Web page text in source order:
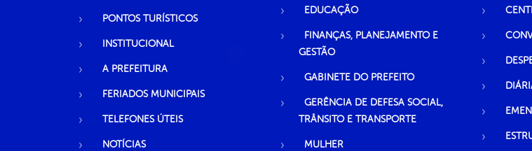
PONTOS TURÍSTICOS
INSTITUCIONAL
A PREFEITURA
FERIADOS MUNICIPAIS
TELEFONES ÚTEIS
NOTÍCIAS
EDUCAÇÃO
FINANÇAS, PLANEJAMENTO E
GESTÃO
GABINETE DO PREFEITO
GERÊNCIA DE DEFESA SOCIAL,
TRÂNSITO E TRANSPORTE
MULHER